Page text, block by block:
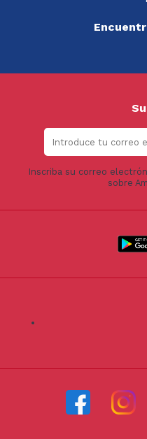
Inscriba su correo
sobre